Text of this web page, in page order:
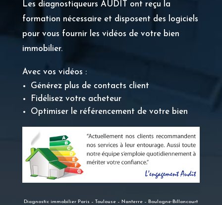
Les diagnostiqueurs AUDIT ont reçu la
formation nécessaire et disposent des logiciels
pour vous fournir les vidéos de votre bien
immobilier.
Avec vos vidéos :
Générez plus de contacts client
Fidélisez votre acheteur
Optimiser le référencement de votre bien
Diagnostic immobilier Paris – Toulouse – Nanterre – Boulogne-Billancourt